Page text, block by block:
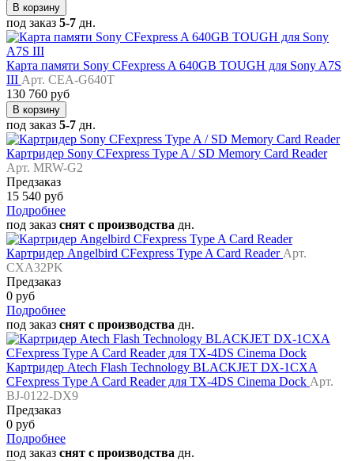
В корзину
под заказ 5-7 дн.
Карта памяти Sony CFexpress A 640GB TOUGH для Sony A7S
III Арт. CEA-G640T
130 760 руб
В корзину
под заказ 5-7 дн.
Картридер Sony CFexpress Type A / SD Memory Card Reader
Арт. MRW-G2
Предзаказ
15 540 руб
Подробнее
под заказ снят с производства дн.
Картридер Angelbird CFexpress Type A Card Reader Арт.
CXA32PK
Предзаказ
0 руб
Подробнее
под заказ снят с производства дн.
Картридер Atech Flash Technology BLACKJET DX-1CXA
CFexpress Type A Card Reader для TX-4DS Cinema Dock Арт.
BJ-0122-DX9
Предзаказ
0 руб
Подробнее
под заказ снят с производства дн.